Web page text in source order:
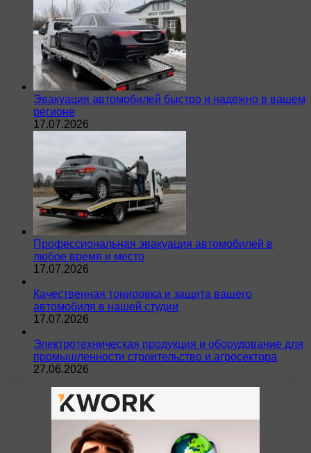
Эвакуация автомобилей быстро и надежно в вашем
регионе
17.07.2026
Профессиональная эвакуация автомобилей в
любое время и место
17.07.2026
Качественная тонировка и защита вашего
автомобиля в нашей студии
17.07.2026
Электротехническая продукция и оборудование для
промышленности строительство и агросектора
27.06.2026